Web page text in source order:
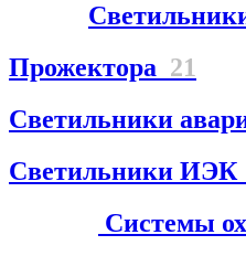
Прожектора 21
Светильники
Светильники ИЭК
Системы